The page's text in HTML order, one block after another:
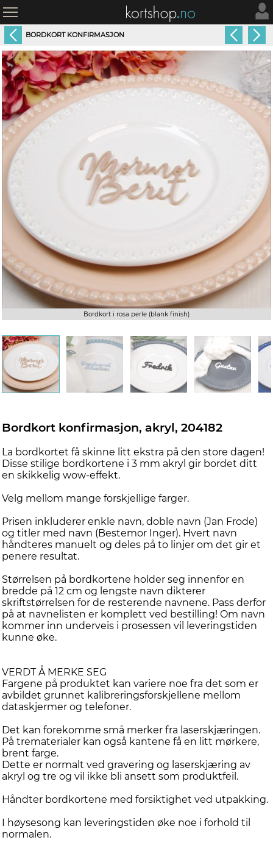
BORDKORT KONFIRMASJON
Bordkort i rosa perle (blank finish)
Bordkort konfirmasjon, akryl, 204182
La bordkortet få skinne litt ekstra på den store dagen!
Disse stilige bordkortene i 3 mm akryl gir bordet ditt
en skikkelig wow-effekt.
Velg mellom mange forskjellige farger.
Prisen inkluderer enkle navn, doble navn (Jan Frode)
og titler med navn (Bestemor Inger). Hvert navn
håndteres manuelt og deles på to linjer om det gir et
penere resultat.
Størrelsen på bordkortene holder seg innenfor en
bredde på 12 cm og lengste navn dikterer
skriftstørrelsen for de resterende navnene. Pass derfor
på at navnelisten er komplett ved bestilling! Om navn
kommer inn underveis i prosessen vil leveringstiden
kunne øke.
VERDT Å MERKE SEG
Fargene på produktet kan variere noe fra det som er
avbildet grunnet kalibreringsforskjellene mellom
dataskjermer og telefoner.
Det kan forekomme små merker fra laserskjæringen.
På trematerialer kan også kantene få en litt mørkere,
brent farge.
Dette er normalt ved gravering og laserskjæring av
akryl og tre og vil ikke bli ansett som produktfeil.
Håndter bordkortene med forsiktighet ved utpakking.
I høysesong kan leveringstiden øke noe i forhold til
normalen.